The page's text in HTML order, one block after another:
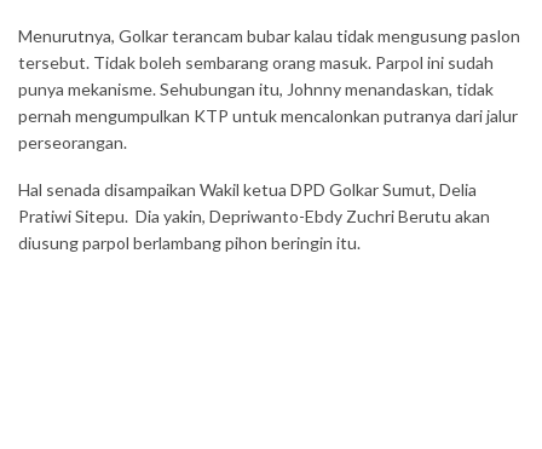
Menurutnya, Golkar terancam bubar kalau tidak mengusung paslon
tersebut. Tidak boleh sembarang orang masuk. Parpol ini sudah
punya mekanisme. Sehubungan itu, Johnny menandaskan, tidak
pernah mengumpulkan KTP untuk mencalonkan putranya dari jalur
perseorangan.
Hal senada disampaikan Wakil ketua DPD Golkar Sumut, Delia
Pratiwi Sitepu. Dia yakin, Depriwanto-Ebdy Zuchri Berutu akan
diusung parpol berlambang pihon beringin itu.